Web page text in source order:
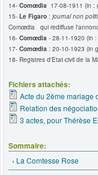
14- Comœdia 17-08-1911 (in :
15- Le Figaro : journal non
Comœdia qui rediffuse
16- Comœdia - 28-11-1920 (in
17- Comœdia : 20-10-1923 (in
18- Registres d'Etat-civil de la
Fichiers attachés:
Acte du 2ème mariage
Relation des
3 actes, pour Thérèse
Sommaire:
‹ La Comtesse Rose